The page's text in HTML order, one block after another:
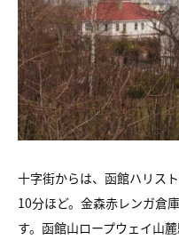
十字街からは、函館ハリス
10分ほど。金森赤レンガ倉
す。函館山ロープウェイ山